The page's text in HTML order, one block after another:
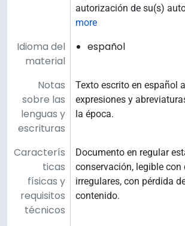
autorización de su(s)
more
Idioma del
material
español
Notas
sobre las
lenguas y
escrituras
Texto escrito en español
expresiones y
la época.
Caracterís
ticas
físicas y
requisitos
técnicos
Documento en regular
conservación, legible
irregulares, con pérdida
contenido.